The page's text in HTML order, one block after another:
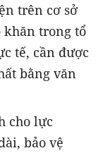
trên cơ sở
khăn trong tổ
tế, cần được
bằng văn
cho lực
bảo vệ